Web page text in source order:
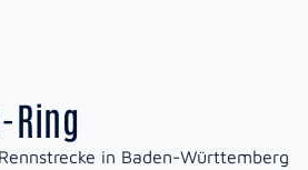
Ring
in Baden-Württemberg